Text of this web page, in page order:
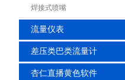
焊接式喷嘴
流量仪表
差压类巴类流量计
杏仁直播黄色软件